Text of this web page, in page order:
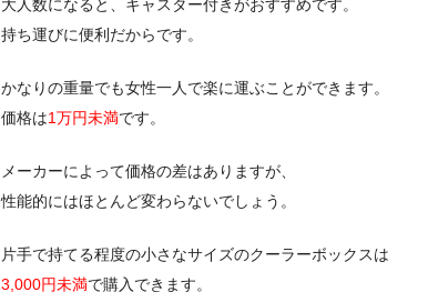
大人数になると、キャスター付きがおすすめです。
持ち運びに便利だからです。
かなりの重量でも女性一人で楽に運ぶことができます。
価格は1万円未満です。
メーカーによって価格の差はありますが、
性能的にはほとんど変わらないでしょう。
片手で持てる程度の小さなサイズのクーラーボックスは
3,000円未満で購入できます。